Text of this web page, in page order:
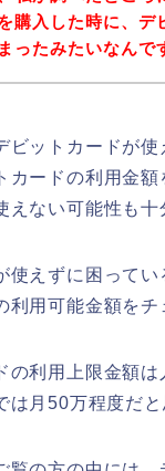
購入した時に、
ったみたいなんで
ビットカードが
カードの利用金
ない可能性も十
使えずに困って
利用可能金額を
の利用上限金額
は月50万程度だと